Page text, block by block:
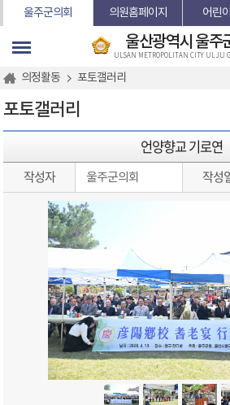
본문바로가기
울주군의회 의원홈페이지 어린
울산광역시 울주
ULSAN METROPOLITAN CITY ULJU
의정활동 포토갤러리
포토갤러리
언양향교 기로연
작성자 울주군의회 작성